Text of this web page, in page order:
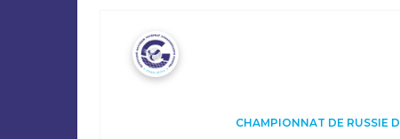
CHAMPIONNAT DE RUSSIE